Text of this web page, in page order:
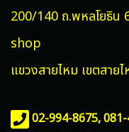
200/140 ถ.พหลโยธิ
shop
แขวงสายไหม เขตสาย
02-994-8675,